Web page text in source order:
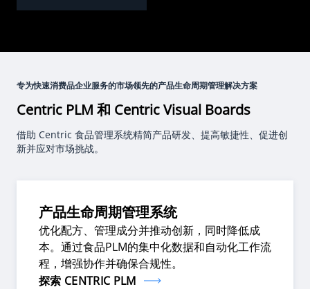
专为快速消费品企业服务的市场领先的产品生命周期管理解决方案
Centric PLM 和 Centric Visual Boards
借助 Centric 食品管理系统精简产品研发、提高敏捷性、促进创
新并应对市场挑战。
产品生命周期管理系统
优化配方、管理成分并推动创新，同时降低成
本。通过食品PLM的集中化数据和自动化工作流
程，增强协作并确保合规性。
探索 CENTRIC PLM